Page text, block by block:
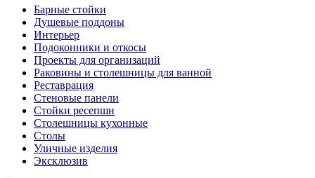
Барные стойки
Душевые поддоны
Интерьер
Подоконники и откосы
Проекты для организаций
Раковины и столешницы для ванной
Реставрация
Стеновые панели
Стойки ресепшн
Столешницы кухонные
Столы
Уличные изделия
Эксклюзив